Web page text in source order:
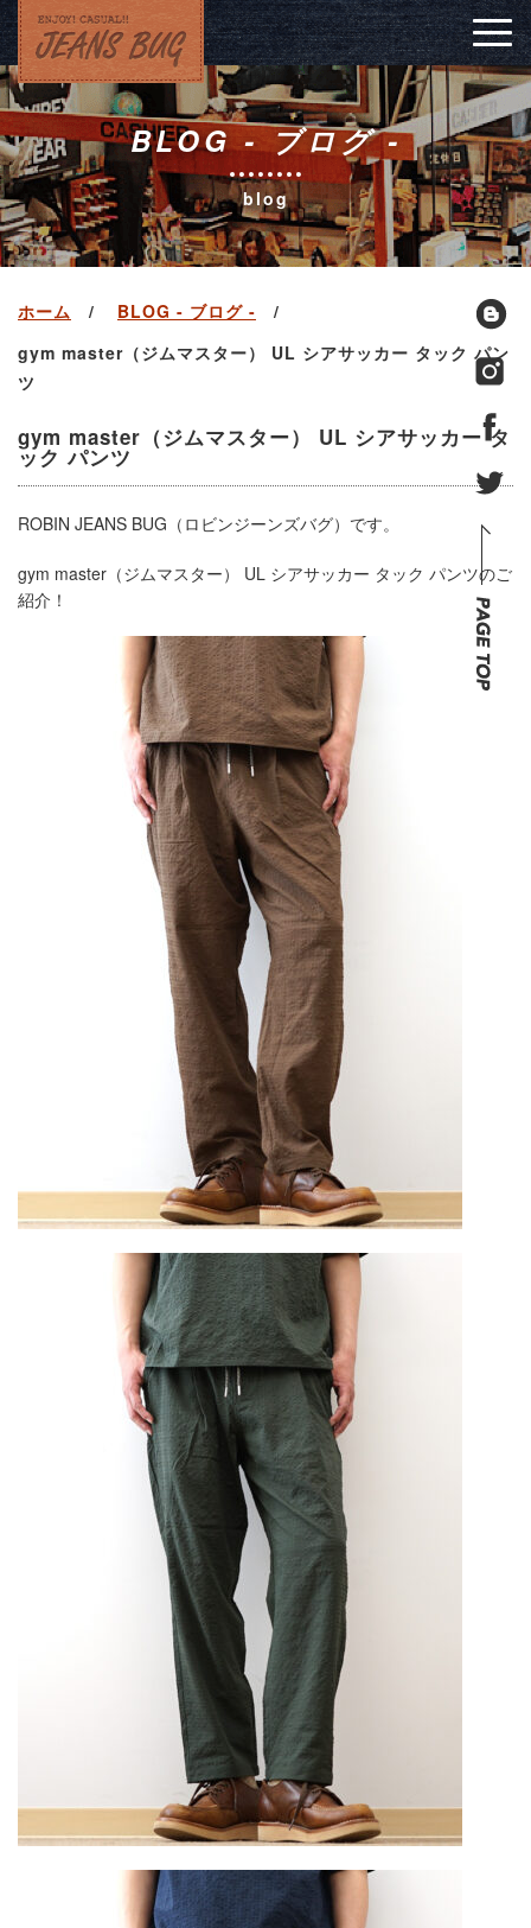
BLOG - ブログ -
blog
ホーム
BLOG - ブログ -
gym master（ジムマスター） UL シアサッカー タック パン
ツ
gym master（ジムマスター） UL シアサッカー タ
ック パンツ
ROBIN JEANS BUG（ロビンジーンズバグ）です。
gym master（ジムマスター） UL シアサッカー タック パンツのご
紹介！